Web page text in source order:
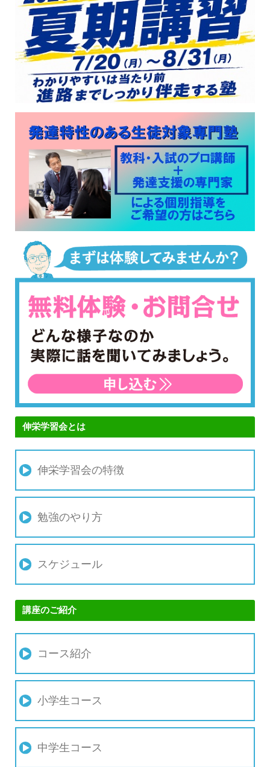
伸栄学習会とは
伸栄学習会の特徴
勉強のやり方
スケジュール
講座のご紹介
コース紹介
小学生コース
中学生コース